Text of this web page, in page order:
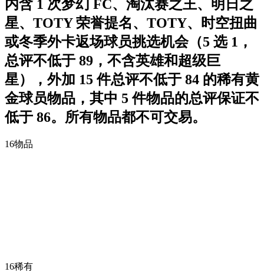
内含 1 次梦幻 FC、淘汰赛之王、明日之
星、TOTY 荣誉提名、TOTY、时空扭曲
或冬季外卡返场球员挑选机会（5 选 1，
总评不低于 89，不含英雄和超级巨
星），外加 15 件总评不低于 84 的稀有黄
金球员物品，其中 5 件物品的总评保证不
低于 86。所有物品都不可交易。
16物品
16稀有